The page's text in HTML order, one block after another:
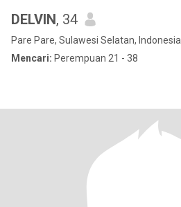
DELVIN, 34
Pare Pare, Sulawesi Selatan, Indonesia
Mencari: Perempuan 21 - 38